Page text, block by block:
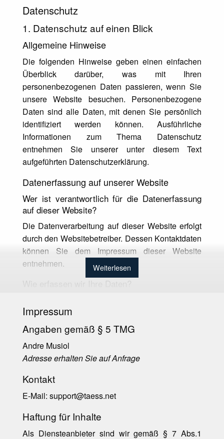
Impressum
Angaben gemäß § 5 TMG
Andre Musiol
Adresse erhalten Sie auf Anfrage
Kontakt
E-Mail: support@taess.net
Haftung für Inhalte
Als Diensteanbieter sind wir gemäß § 7 Abs.1
Datenschutz
1. Datenschutz auf einen Blick
Allgemeine Hinweise
Die folgenden Hinweise geben einen einfachen
Überblick darüber, was mit Ihren
personenbezogenen Daten passieren, wenn Sie
unsere Website besuchen. Personenbezogene
Daten sind alle Daten, mit denen Sie persönlich
identifiziert werden können. Ausführliche
Informationen zum Thema Datenschutz
entnehmen Sie unserer unter diesem Text
aufgeführten Datenschutzerklärung.
Datenerfassung auf unserer Website
Wer ist verantwortlich für die Datenerfassung
auf dieser Website?
Die Datenverarbeitung auf dieser Website erfolgt
durch den Websitebetreiber. Dessen Kontaktdaten
können Sie dem Impressum dieser Website
entnehmen.
Wie erfassen wir Ihre Daten?
dass Sie uns diese mitteilen. Hierbei kann es sich
z.B. um Daten handeln, die Sie in ein
Kontaktformular eingeben.
Andere Daten werden automatisch beim Besuch
vor allem technische Daten (z.B. Internetbrowser,
Betriebssystem oder Uhrzeit des Seitenaufrufs).
sobald Sie unsere Website betreten.
Weiterlesen